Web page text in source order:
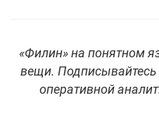
«Филин» на понятном
вещи.
оперативной